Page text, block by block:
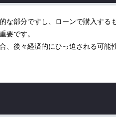
な部分ですし、ローンで購入する
要です。
後々経済的にひっ迫される可能